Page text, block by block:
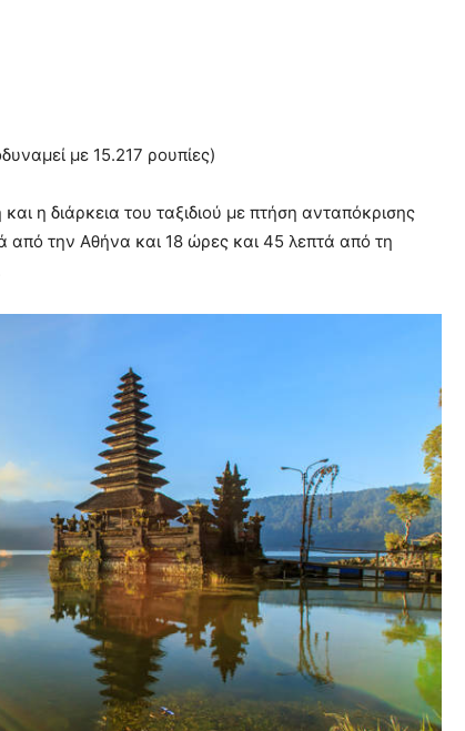
με 15.217 ρουπίες)
η διάρκεια του ταξιδιού με πτήση ανταπόκρισης
από την Αθήνα και 18 ώρες και 45 λεπτά από τη